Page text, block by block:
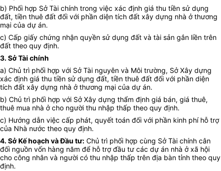
b) Phối hợp Sở Tài chính trong việc xác định giá thu tiền sử dụng
đất, tiền thuê đất đối với phần diện tích đất xây dựng nhà ở thương
mại của dự án.
c) Cấp giấy chứng nhận quyền sử dụng đất và tài sản gắn liền trên
đất theo quy định.
3. Sở Tài chính
a) Chủ trì phối hợp với Sở Tài nguyên và Môi trường, Sở Xây dựng
xác định giá thu tiền sử dụng đất, tiền thuê đất đối với phần diện
tích đất xây dựng nhà ở thương mại của dự án.
b) Chủ trì phối hợp với Sở Xây dựng thẩm định giá bán, giá thuê,
thuê mua nhà ở cho người thu nhập thấp theo quy định.
c) Hướng dẫn việc cấp phát, quyết toán đối với phần kinh phí hỗ trợ
của Nhà nước theo quy định.
4. Sở Kế hoạch và Đầu tư: Chủ trì phối hợp cùng Sở Tài chính cân
đối nguồn vốn hàng năm để hỗ trợ đầu tư các dự án nhà ở xã hội
cho công nhân và người có thu nhập thấp trên địa bàn tỉnh theo quy
định.